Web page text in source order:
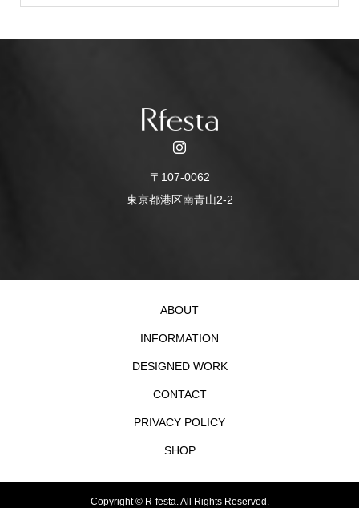
〒107-0062
東京都港区南青山2-2
ABOUT
INFORMATION
DESIGNED WORK
CONTACT
PRIVACY POLICY
SHOP
Copyright ©R-festa. All Rights Reserved.